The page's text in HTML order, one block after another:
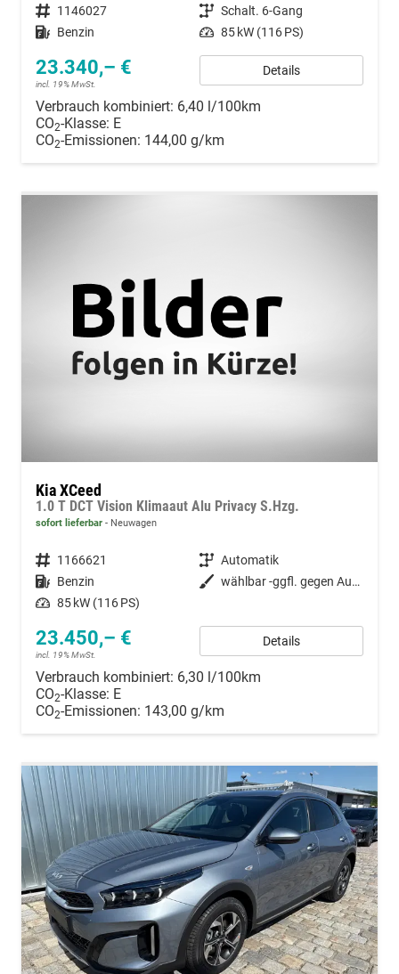
Fahrzeugnummer 1146027 Getriebe Schalt. 6-Gang
Kraftstoff Benzin Leistung 85 kW (116 PS)
23.340,– €
incl. 19% MwSt.
Details
Verbrauch kombiniert: 6,40 l/100km
CO2-Klasse: E
CO2-Emissionen: 144,00 g/km
Kia XCeed
1.0 T DCT Vision Klimaaut Alu Privacy S.Hzg.
sofort lieferbar Neuwagen
Fahrzeugnummer 1166621 Getriebe Automatik
Kraftstoff Benzin Außenfarbe
wählbar -ggfl. gegen Auspreis-
Leistung 85 kW (116 PS)
23.450,– €
incl. 19% MwSt.
Details
Verbrauch kombiniert: 6,30 l/100km
CO2-Klasse: E
CO2-Emissionen: 143,00 g/km